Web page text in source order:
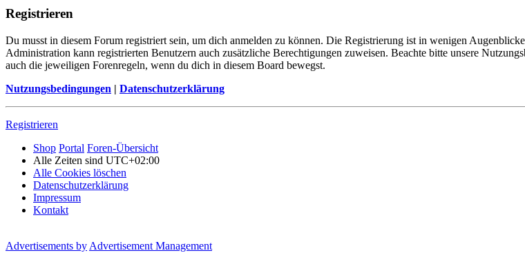
Registrieren
Du musst in diesem Forum registriert sein, um dich anmelden zu können. Die Registrierung ist in wenigen
Administration kann registrierten Benutzern auch zusätzliche Berechtigungen zuweisen. Beachte bitte unsere
auch die jeweiligen Forenregeln, wenn du dich in diesem Board bewegst.
Nutzungsbedingungen | Datenschutzerklärung
Registrieren
Shop Portal Foren-Übersicht
Alle Zeiten sind UTC+02:00
Alle Cookies löschen
Datenschutzerklärung
Impressum
Kontakt
Advertisements by Advertisement Management